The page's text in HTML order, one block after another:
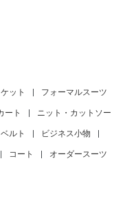
ット フォーマルスーツ
ート ニット・カットソー
ベルト ビジネス小物
コート オーダースーツ